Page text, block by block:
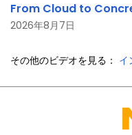
From Cloud to
2026年8月7日
その他のビデオを見る： イ